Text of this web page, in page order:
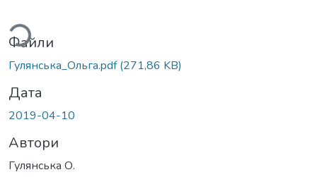
Файли
Гулянська_Ольга.pdf(271,86 KB)
Дата
2019-04-10
Автори
Гулянська О.